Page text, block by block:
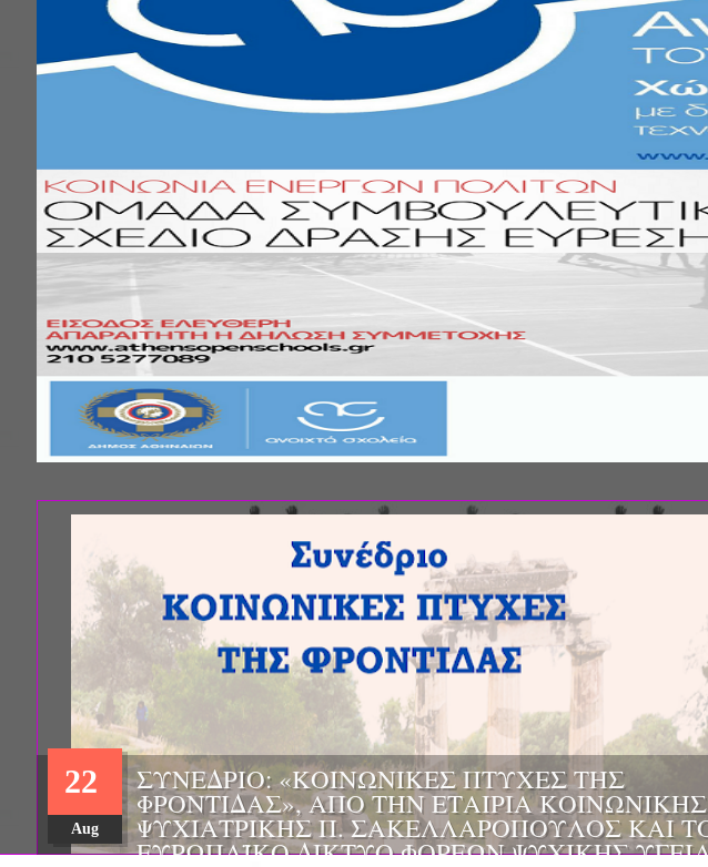
ΗΜΕΡΙΔΑ: "ΠΡΟΒΛΗΜΑΤΙΣΜΟΙ & ΔΙΛΗΜΜΑΤΑ
ΠΟΥ ΑΝΤΙΜΕΤΩΠΙΖΕΙ ΚΑΘΗΜΕΡΙΝΑ O
ΠΑΘΟΛΟΓΟΣ", ΑΠΟ ΤΗΝ ΕΤΑΙΡΕΙΑ
ΠΑΘΟΛΟΓΙΑΣ ΒΟΡΕΙΟΔΥΤΙΚΗΣ ΕΛΛΑΔΟΣ ΚΑΙ
01
Mar